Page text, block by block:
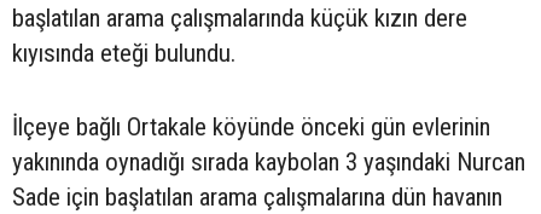
başlatılan arama çalışmalarında küçük kızın dere
kıyısında eteği bulundu.
İlçeye bağlı Ortakale köyünde önceki gün evlerinin
yakınında oynadığı sırada kaybolan 3 yaşındaki Nurcan
Sade için başlatılan arama çalışmalarına dün havanın